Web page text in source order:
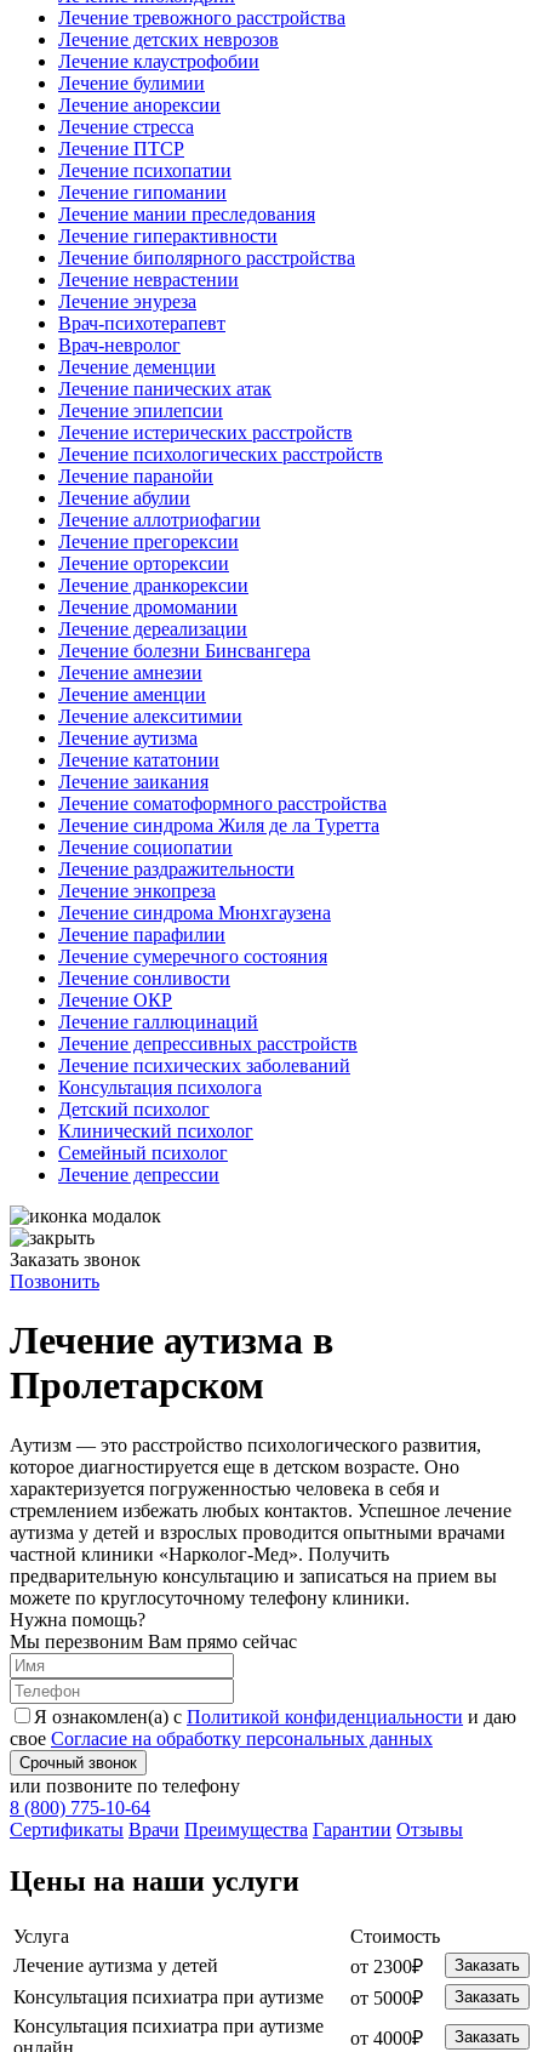
Лечение тревожного расстройства
Лечение детских неврозов
Лечение клаустрофобии
Лечение булимии
Лечение анорексии
Лечение стресса
Лечение ПТСР
Лечение психопатии
Лечение гипомании
Лечение мании преследования
Лечение гиперактивности
Лечение биполярного расстройства
Лечение неврастении
Лечение энуреза
Врач-психотерапевт
Врач-невролог
Лечение деменции
Лечение панических атак
Лечение эпилепсии
Лечение истерических расстройств
Лечение психологических расстройств
Лечение паранойи
Лечение абулии
Лечение аллотриофагии
Лечение прегорексии
Лечение орторексии
Лечение дранкорексии
Лечение дромомании
Лечение дереализации
Лечение болезни Бинсвангера
Лечение амнезии
Лечение аменции
Лечение алекситимии
Лечение аутизма
Лечение кататонии
Лечение заикания
Лечение соматоформного расстройства
Лечение синдрома Жиля де ла Туретта
Лечение социопатии
Лечение раздражительности
Лечение энкопреза
Лечение синдрома Мюнхгаузена
Лечение парафилии
Лечение сумеречного состояния
Лечение сонливости
Лечение ОКР
Лечение галлюцинаций
Лечение депрессивных расстройств
Лечение психических заболеваний
Консультация психолога
Детский психолог
Клинический психолог
Семейный психолог
Лечение депрессии
Заказать звонок
Позвонить
Лечение аутизма в
Пролетарском
Аутизм — это расстройство психологического развития,
которое диагностируется еще в детском возрасте. Оно
характеризуется погруженностью человека в себя и
стремлением избежать любых контактов. Успешное лечение
аутизма у детей и взрослых проводится опытными врачами
частной клиники «Нарколог-Мед». Получить
предварительную консультацию и записаться на прием вы
можете по круглосуточному телефону клиники.
Нужна помощь?
Мы перезвоним Вам прямо сейчас
Я ознакомлен(а) с Политикой конфиденциальности и даю
свое Согласие на обработку персональных данных
Срочный звонок
или позвоните по телефону
8 (800) 775-10-64
Cертификаты Врачи Преимущества Гарантии Отзывы
Цены на наши услуги
Услуга
Стоимость
Лечение аутизма у детей
от 2300₽ Заказать
Консультация психиатра при аутизме от 5000₽ Заказать
Консультация психиатра при аутизме
онлайн
от 4000₽ Заказать